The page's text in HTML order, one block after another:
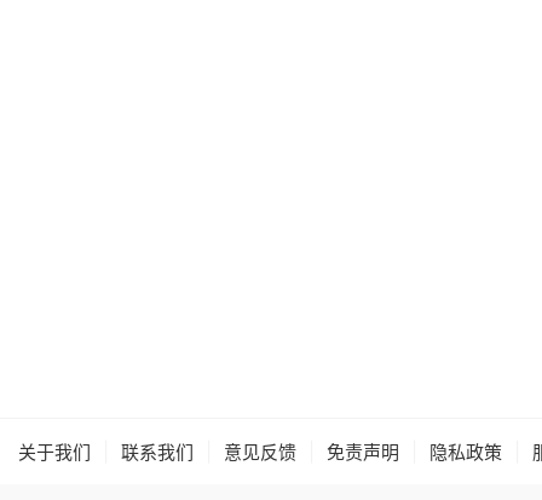
关于我们 联系我们 意见反馈 免责声明 隐私政策